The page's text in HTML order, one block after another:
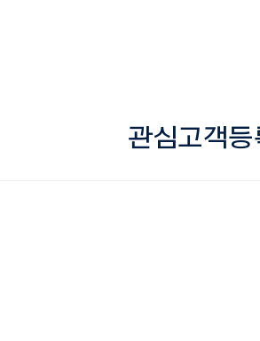
관심고객